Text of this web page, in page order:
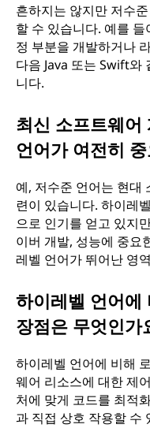
흔하지는 않지만 저수
할 수 있습니다. 예를
정 부분을 개발하거나
다음 Java 또는 Swift와
니다.
최신 소프트웨어
언어가 여전히
예, 저수준 언어는 현대
련이 있습니다. 하이레
으로 인기를 얻고 있지
이버 개발, 성능에 중요
레벨 언어가 뛰어난 영
하이레벨 언어에
장점은 무엇인가
하이레벨 언어에 비해
웨어 리소스에 대한 제
처에 맞게 코드를 최적
과 직접 상호 작용할 수